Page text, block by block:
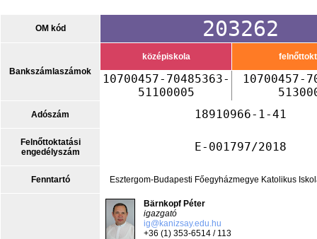
OM kód 203262
Bankszámlaszámok
középiskola
10700457-70485363-
51100005
10700457-
Adószám 18910966-1-41
Felnőttoktatási
engedélyszám
E-001797/2018
Fenntartó Esztergom-Budapesti Főegyházmegye Katolikus
Bärnkopf Péter
igazgató
ig@kanizsay.edu.hu
+36 (1) 353-6514 / 113